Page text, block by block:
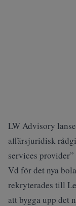
LW Advisory
affärsjuridisk
services
Vd för det nya
rekryterades till
att bygga upp det